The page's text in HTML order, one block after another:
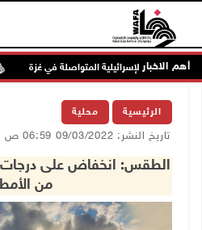
أهم الاخبار
الرئيسية محلية
تاريخ النشر: 09/03/2022 06:59 ص
الطقس: انخفاض على درجات
من